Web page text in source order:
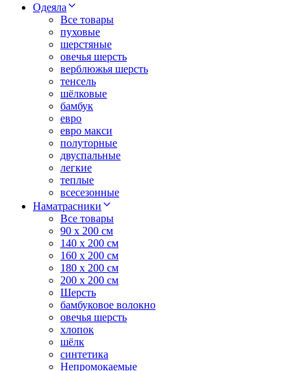
Одеяла
Все товары
пуховые
шерстяные
овечья шерсть
верблюжья шерсть
тенсель
шёлковые
бамбук
евро
евро макси
полуторные
двуспальные
легкие
теплые
всесезонные
Наматрасники
Все товары
90 x 200 см
140 x 200 см
160 x 200 см
180 x 200 см
200 x 200 см
Шерсть
бамбуковое волокно
овечья шерсть
хлопок
шёлк
синтетика
Непромокаемые